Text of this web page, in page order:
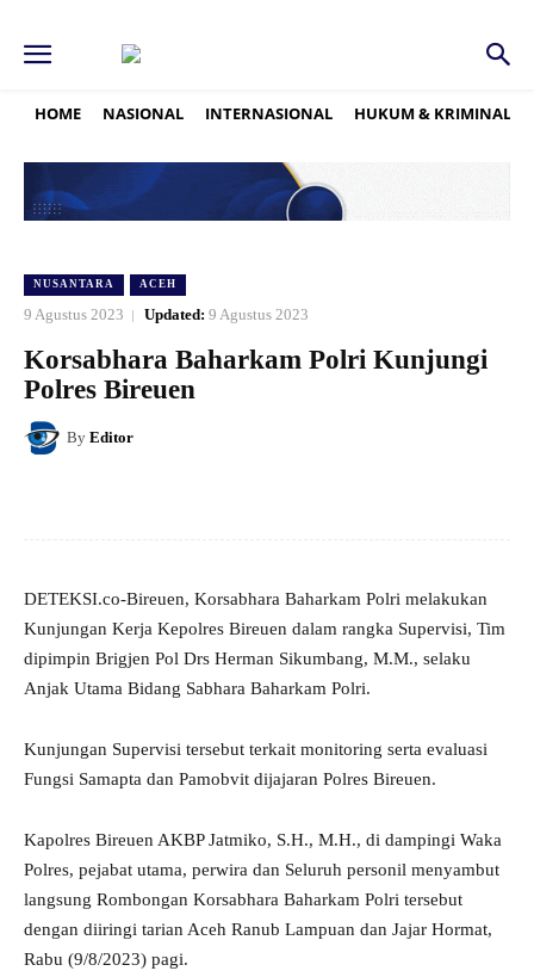
HOME NASIONAL INTERNASIONAL HUKUM & KRIMINAL
NUSANTARA ACEH
9 Agustus 2023 Updated: 9 Agustus 2023
Korsabhara Baharkam Polri Kunjungi
Polres Bireuen
By Editor
DETEKSI.co-Bireuen, Korsabhara Baharkam Polri melakukan
Kunjungan Kerja Kepolres Bireuen dalam rangka Supervisi, Tim
dipimpin Brigjen Pol Drs Herman Sikumbang, M.M., selaku
Anjak Utama Bidang Sabhara Baharkam Polri.
Kunjungan Supervisi tersebut terkait monitoring serta evaluasi
Fungsi Samapta dan Pamobvit dijajaran Polres Bireuen.
Kapolres Bireuen AKBP Jatmiko, S.H., M.H., di dampingi Waka
Polres, pejabat utama, perwira dan Seluruh personil menyambut
langsung Rombongan Korsabhara Baharkam Polri tersebut
dengan diiringi tarian Aceh Ranub Lampuan dan Jajar Hormat,
Rabu (9/8/2023) pagi.